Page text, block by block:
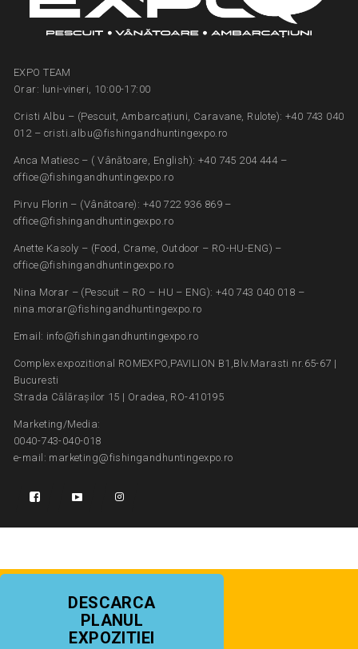
EXPO TEAM
Orar: luni-vineri, 10:00-17:00
Cristi Albu – (Pescuit, Ambarcațiuni, Caravane, Rulote): +40 743 040
012 – cristi.albu@fishingandhuntingexpo.ro
Anca Matiesc – ( Vânătoare, English): +40 745 204 444 –
office@fishingandhuntingexpo.ro
Pirvu Florin – (Vânătoare): +40 722 936 869 –
office@fishingandhuntingexpo.ro
Anette Kasoly – (Food, Crame, Outdoor – RO-HU-ENG) –
office@fishingandhuntingexpo.ro
Nina Morar – (Pescuit – RO – HU – ENG): +40 743 040 018 –
nina.morar@fishingandhuntingexpo.ro
Email: info@fishingandhuntingexpo.ro
Complex expozitional ROMEXPO,PAVILION B1,Blv.Marasti nr.65-67 |
Bucuresti
Strada Călărașilor 15 | Oradea, RO-410195
Marketing/Media:
0040-743-040-018
e-mail: marketing@fishingandhuntingexpo.ro
DESCARCA
PLANUL
EXPOZITIEI